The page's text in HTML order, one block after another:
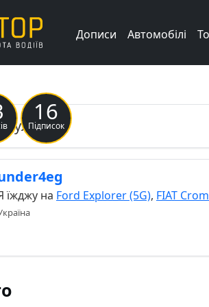
Дописи Автомобілі
16
Підписок
їжджу на Ford Explorer (5G), FIAT